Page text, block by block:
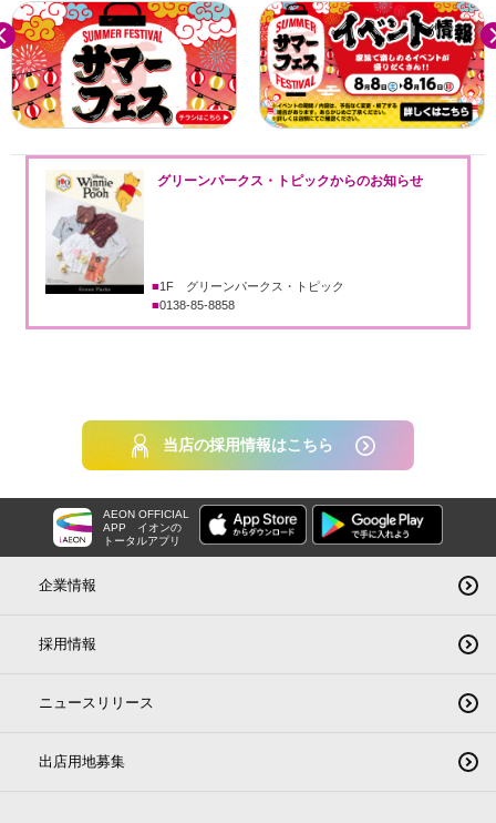
グリーンパークス・トピックからのお知らせ
1F グリーンパークス・トピック
0138-85-8858
当店の採用情報はこちら
AEON OFFICIAL
APP
イオンの
トータルアプリ
企業情報
採用情報
ニュースリリース
出店用地募集